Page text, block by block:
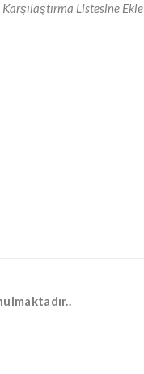
Karşılaştırma Listesine Ekle